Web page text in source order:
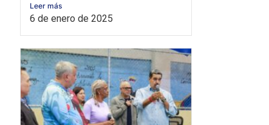
Leer más
6 de enero de 2025